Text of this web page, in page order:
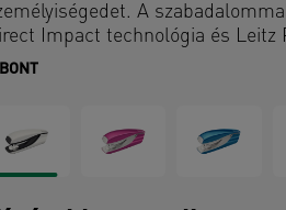
A
Impact technológia és Leitz
P3 (24/6, 26/6)